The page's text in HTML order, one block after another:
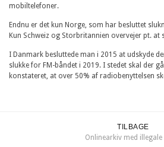
mobiltelefoner.
Endnu er det kun Norge, som har besluttet
Kun Schweiz og Storbritannien overvejer pt.
I Danmark besluttede man i 2015 at udskyde
slukke for FM-båndet i 2019. I stedet skal der
konstateret, at over 50% af radiobenyttelsen
TILBAGE
Onlinearkiv med illegale